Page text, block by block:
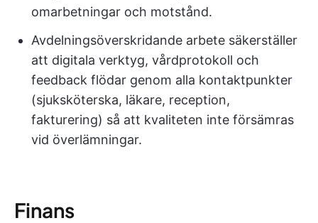
omarbetningar och motstånd.
Avdelningsöverskridande arbete säkerställer
att digitala verktyg, vårdprotokoll och
feedback flödar genom alla kontaktpunkter
(sjuksköterska, läkare, reception,
fakturering) så att kvaliteten inte försämras
vid överlämningar.
Finans